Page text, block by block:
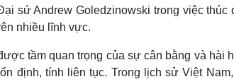
Thời trang
Sao Việt
sứ Andrew Goledzinowski trong việc thúc
nhiều lĩnh vực.
tầm quan trọng của sự cân bằng và hài
định, tính liên tục. Trong lịch sử Việt